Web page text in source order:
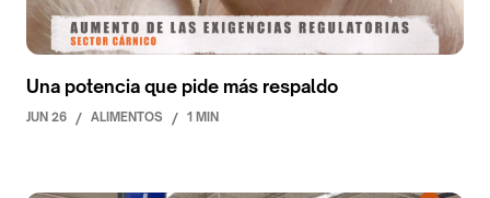
Una potencia que pide más respaldo
JUN 26 / ALIMENTOS / 1 MIN